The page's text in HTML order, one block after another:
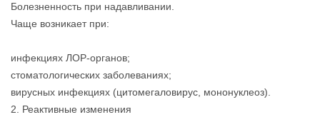
Болезненность при надавливании.
Чаще возникает при:
инфекциях ЛОР-органов;
стоматологических заболеваниях;
вирусных инфекциях (цитомегаловирус, мононуклеоз).
2. Реактивные изменения